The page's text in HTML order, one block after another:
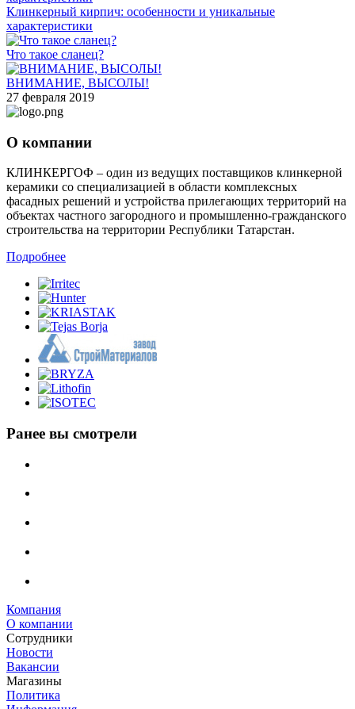
Клинкерный кирпич: особенности и уникальные
характеристики
Что такое сланец?
ВНИМАНИЕ, ВЫСОЛЫ!
27 февраля 2019
О компании
КЛИНКЕРГОФ – один из ведущих поставщиков клинкерной
керамики со специализацией в области комплексных
фасадных решений и устройства прилегающих территорий на
объектах частного загородного и промышленно-гражданского
строительства на территории Республики Татарстан.
Подробнее
Ранее вы смотрели
Компания
О компании
Сотрудники
Новости
Вакансии
Магазины
Политика